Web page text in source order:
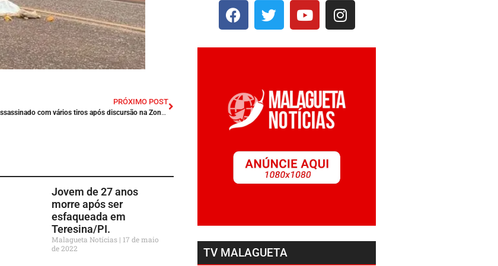
PRÓXIMO POST
Sargento da PM é assassinado com vários tiros após discursão na Zona Rural de Caruaru/PE.
Jovem de 27 anos
morre após ser
esfaqueada em
Teresina/PI.
Malagueta Notícias
17 de maio
de 2022
TV MALAGUETA